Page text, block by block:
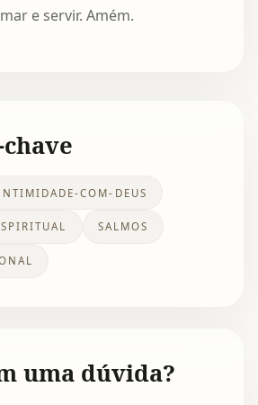
e servir. Amém.
COM-DEUS
SALMOS
uma dúvida?